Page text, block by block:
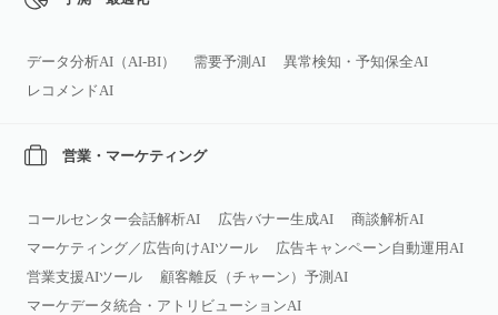
データ分析AI（AI‑BI） 需要予測AI
異常検知・予知保全AI
レコメンドAI
営業・マーケティング
コールセンター会話解析AI 広告バナー生成AI
商談解析AI
マーケティング／広告向けAIツール
広告キャンペーン自動運用AI
営業支援AIツール
顧客離反（チャーン）予測AI
マーケデータ統合・アトリビューションAI